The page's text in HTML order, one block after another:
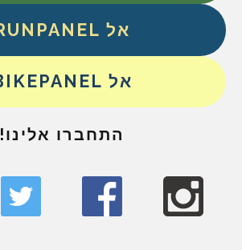
אל RUNPANEL
אל BIKEPANEL
התחברו אלינו!